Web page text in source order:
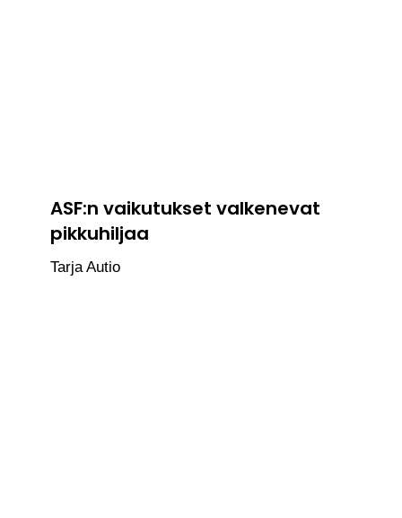
ASF:n vaikutukset valkenevat
pikkuhiljaa
Tarja Autio